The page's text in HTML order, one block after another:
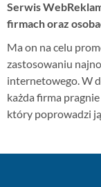
Serwis
firmach oraz
Ma on na celu
zastosowaniu
internetowego. W
każda firma
który poprowadzi